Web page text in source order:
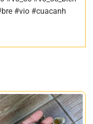
#vio #cuacanh